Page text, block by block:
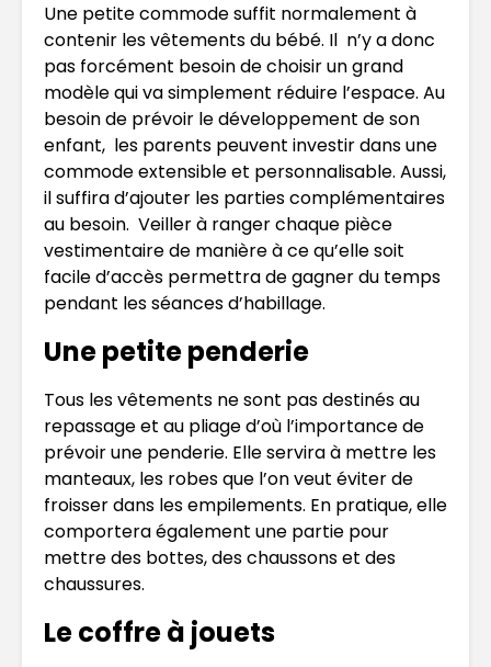
Une petite commode suffit normalement à
contenir les vêtements du bébé. Il n’y a donc
pas forcément besoin de choisir un grand
modèle qui va simplement réduire l’espace. Au
besoin de prévoir le développement de son
enfant, les parents peuvent investir dans une
commode extensible et personnalisable. Aussi,
il suffira d’ajouter les parties complémentaires
au besoin. Veiller à ranger chaque pièce
vestimentaire de manière à ce qu’elle soit
facile d’accès permettra de gagner du temps
pendant les séances d’habillage.
Une petite penderie
Tous les vêtements ne sont pas destinés au
repassage et au pliage d’où l’importance de
prévoir une penderie. Elle servira à mettre les
manteaux, les robes que l’on veut éviter de
froisser dans les empilements. En pratique, elle
comportera également une partie pour
mettre des bottes, des chaussons et des
chaussures.
Le coffre à jouets